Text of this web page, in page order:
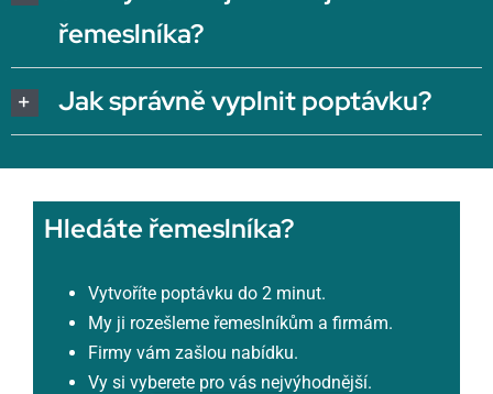
řemeslníka?
Jak správně vyplnit poptávku?
Hledáte řemeslníka?
Vytvoříte poptávku do 2 minut.
My ji rozešleme řemeslníkům a firmám.
Firmy vám zašlou nabídku.
Vy si vyberete pro vás nejvýhodnější.